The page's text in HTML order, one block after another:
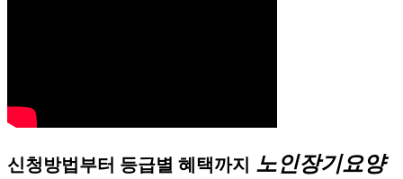
신청방법부터 등급별 혜택까지 노인장기요양